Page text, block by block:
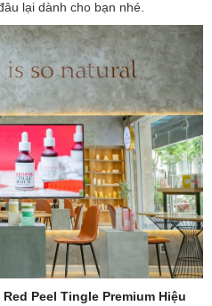
lại dành cho bạn nhé.
Peel Tingle Premium Hiệu